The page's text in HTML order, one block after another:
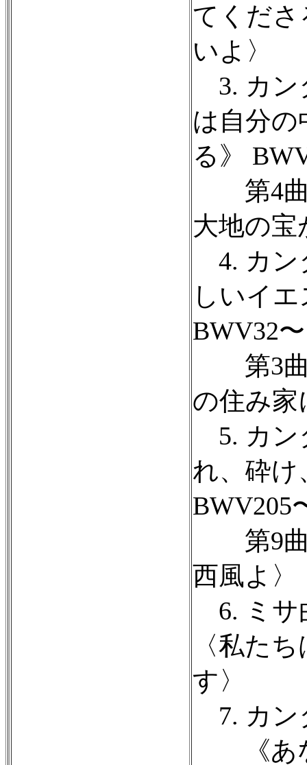
てくだ
いよ〉
3. カン
は自分の
る》
第4曲
大地の宝
4. カン
しいイ
BWV32〜
第3曲
の住み家
5. カン
れ、砕け
BWV205
第9曲
西風よ〉
6. ミサ
〈私た
す〉
7. カン
《あな